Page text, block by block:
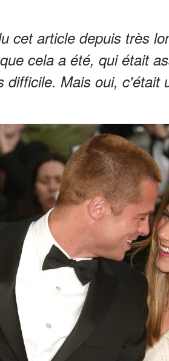
cet article depuis très
cela a été, qui était
difficile. Mais oui, c'était